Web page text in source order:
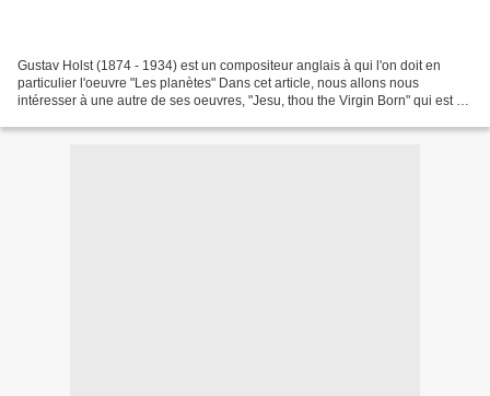
Gustav Holst (1874 - 1934) est un compositeur anglais à qui l'on doit en
particulier l'oeuvre "Les planètes" Dans cet article, nous allons nous
intéresser à une autre de ses oeuvres, "Jesu, thou the Virgin Born" qui est un